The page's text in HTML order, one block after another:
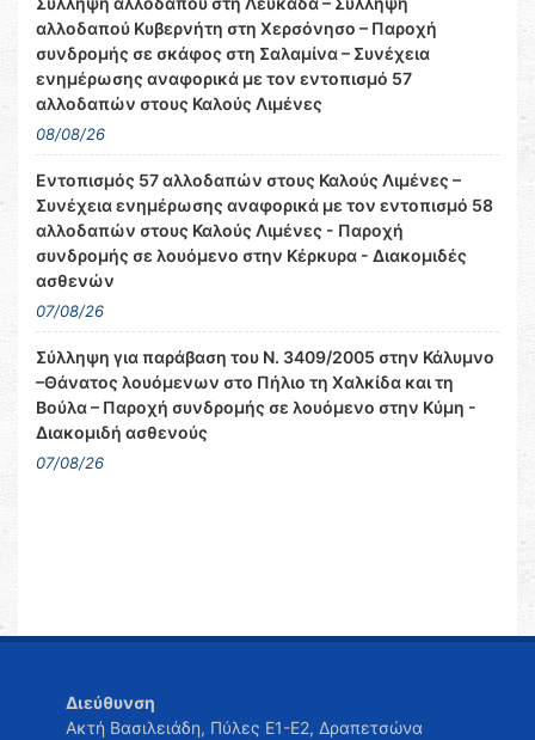
αλλοδαπού Κυβερνήτη στη Χερσόνησο – Παροχή
συνδρομής σε σκάφος στη Σαλαμίνα – Συνέχεια
ενημέρωσης αναφορικά με τον εντοπισμό 57
αλλοδαπών στους Καλούς Λιμένες
08/08/26
Εντοπισμός 57 αλλοδαπών στους Καλούς Λιμένες –
Συνέχεια ενημέρωσης αναφορικά με τον εντοπισμό 58
αλλοδαπών στους Καλούς Λιμένες - Παροχή
συνδρομής σε λουόμενο στην Κέρκυρα - Διακομιδές
ασθενών
07/08/26
Σύλληψη για παράβαση του Ν. 3409/2005 στην Κάλυμνο
–Θάνατος λουόμενων στο Πήλιο τη Χαλκίδα και τη
Βούλα – Παροχή συνδρομής σε λουόμενο στην Κύμη -
Διακομιδή ασθενούς
07/08/26
Διεύθυνση
Ακτή Βασιλειάδη, Πύλες Ε1-Ε2, Δραπετσώνα